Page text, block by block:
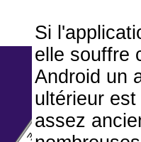
Si
elle souffre
Android un
ultérieur
assez